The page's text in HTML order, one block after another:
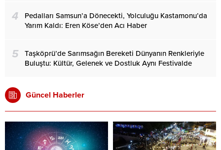
4
Pedalları Samsun’a Dönecekti, Yolculuğu Kastamonu’da
Yarım Kaldı: Eren Köse’den Acı Haber
5
Taşköprü’de Sarımsağın Bereketi Dünyanın Renkleriyle
Buluştu: Kültür, Gelenek ve Dostluk Aynı Festivalde
Güncel Haberler